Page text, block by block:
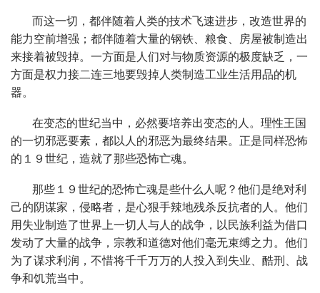
而这一切，都伴随着人类的技术飞速进步，改造世界的
能力空前增强；都伴随着大量的钢铁、粮食、房屋被制造出
来接着被毁掉。一方面是人们对与物质资源的极度缺乏，一
方面是权力接二连三地要毁掉人类制造工业生活用品的机
器。
在变态的世纪当中，必然要培养出变态的人。理性王国
的一切邪恶要素，都以人的邪恶为最终结果。正是同样恐怖
的１９世纪，造就了那些恐怖亡魂。
那些１９世纪的恐怖亡魂是些什么人呢？他们是绝对利
己的阴谋家，侵略者，是心狠手辣地残杀反抗者的人。他们
用失业制造了世界上一切人与人的战争，以民族利益为借口
发动了大量的战争，宗教和道德对他们毫无束缚之力。他们
为了谋求利润，不惜将千千万万的人投入到失业、酷刑、战
争和饥荒当中。